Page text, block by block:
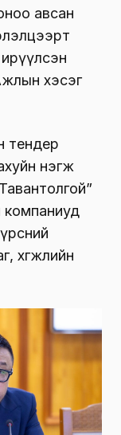
авсан
хэсэг
тендер
нэгж
хөгжлийн